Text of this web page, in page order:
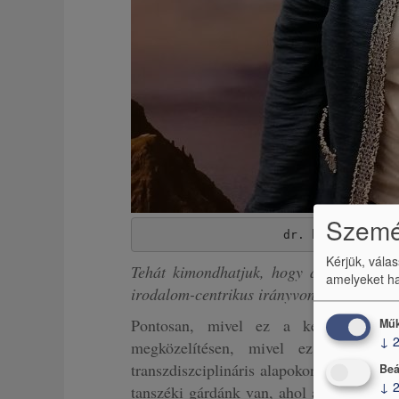
dr. habil. Kodó
Tehát kimondhatjuk, hogy a speciális
irodalom-centrikus irányvonal mellett
Pontosan, mivel ez a képzés
megközelítésen, mivel ez egy
transzdiszciplináris alapokon nyugvó
tanszéki gárdánk van, ahol a kollégák
Kérjük,
amelyeket
↓ 2
↓ 2